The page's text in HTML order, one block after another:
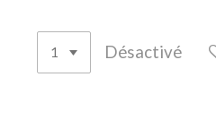
Désactivé